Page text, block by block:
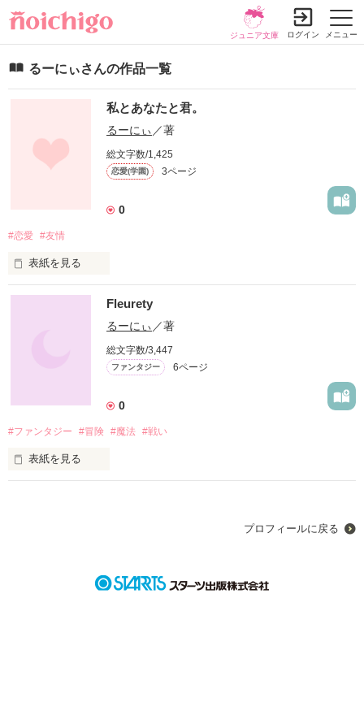
メニュー
ジュニア文庫 ログイン
るーにぃさんの作品一覧
私とあなたと君。
るーにぃ ／著
総文字数/1,425
恋愛(学園) 3ページ
0
#恋愛 #友情
表紙を見る
初めての作品！！
作品を読む
Fleurety
るーにぃ ／著
総文字数/3,447
ファンタジー 6ページ
0
#ファンタジー #冒険 #魔法 #戦い
表紙を見る
プロフィールに戻る